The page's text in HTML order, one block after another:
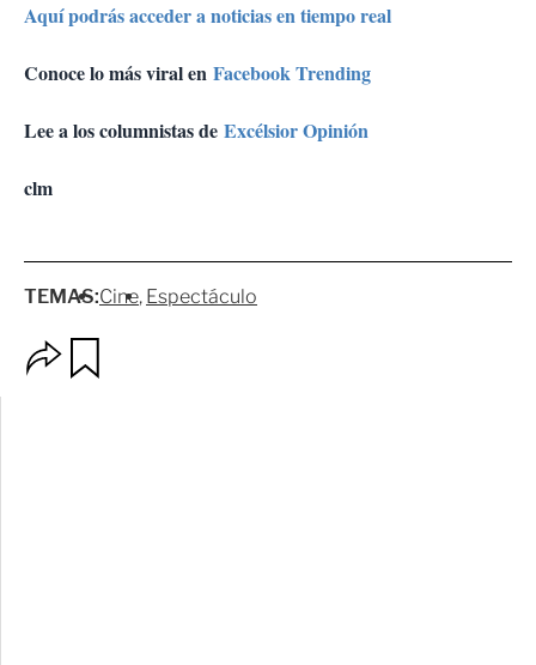
Aquí podrás acceder a noticias en tiempo real
Conoce lo más viral en Facebook Trending
Lee a los columnistas de Excélsior Opinión
clm
TEMAS:Cine Espectáculo